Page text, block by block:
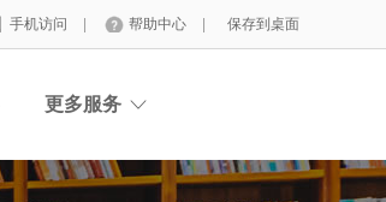
手机访问 帮助中心 保存到桌面
更多服务